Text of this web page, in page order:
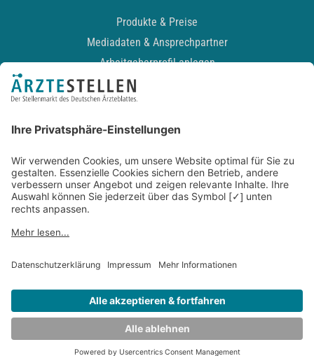
Produkte & Preise
Mediadaten & Ansprechpartner
Arbeitgeberprofil anlegen
Recruiting-Podcast
Kontakt
Datenschutz
Newsletter
Entwickelt durchJOBIQO